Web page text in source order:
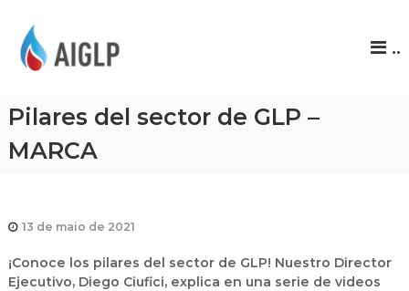
P
..
Pilares del sector de GLP –
MARCA
13 de maio de 2021
¡Conoce los pilares del sector de GLP! Nuestro Director
Ejecutivo, Diego Ciufici, explica en una serie de videos